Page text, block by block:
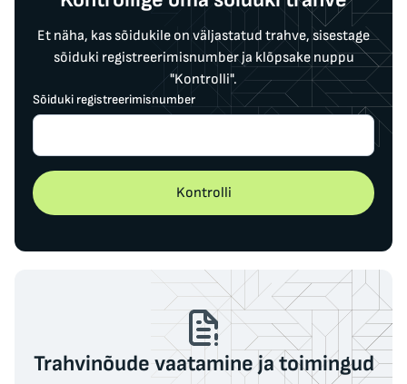
Et näha, kas sõidukile on väljastatud trahve, sisestage
sõiduki registreerimisnumber ja klõpsake nuppu
"Kontrolli".
Sõiduki registreerimisnumber
Kontrolli
Trahvinõude vaatamine ja toimingud